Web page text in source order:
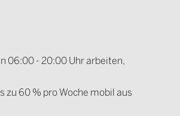
06:00 - 20:00 Uhr arbeiten,
zu 60 % pro Woche mobil aus